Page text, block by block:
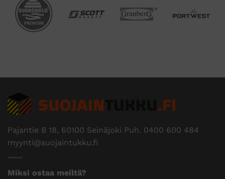
Pajantie B 18, 60100 Seinäjoki Puh. 0400 600 484
myynti@suojaintukku.fi
Miksi ostaa meiltä?